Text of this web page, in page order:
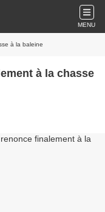
MENU
à la baleine
à la chasse